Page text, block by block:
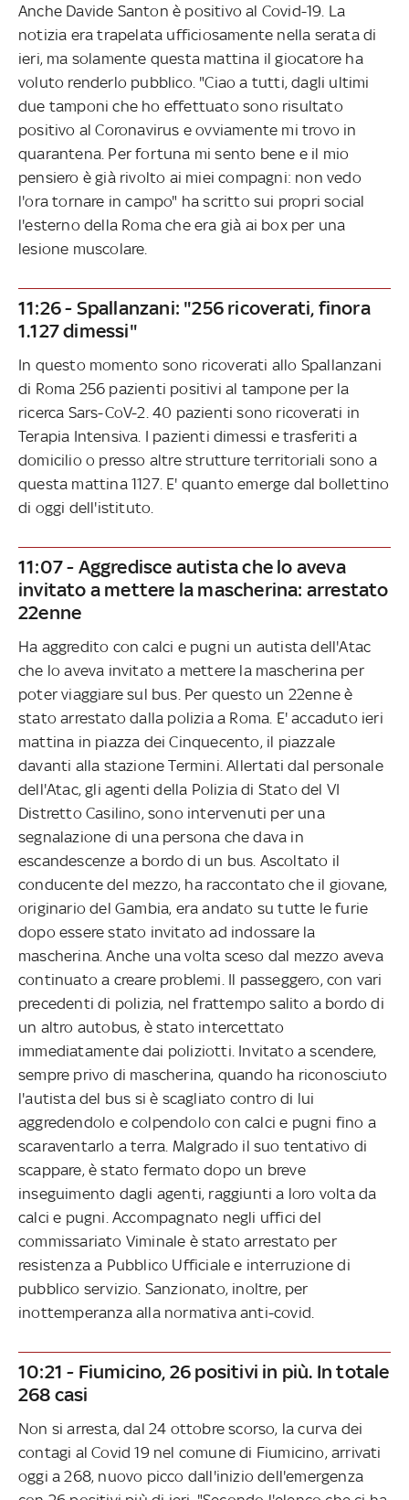
Anche Davide Santon è positivo al Covid-19. La
notizia era trapelata ufficiosamente nella serata di
ieri, ma solamente questa mattina il giocatore ha
voluto renderlo pubblico. "Ciao a tutti, dagli ultimi
due tamponi che ho effettuato sono risultato
positivo al Coronavirus e ovviamente mi trovo in
quarantena. Per fortuna mi sento bene e il mio
pensiero è già rivolto ai miei compagni: non vedo
l'ora tornare in campo" ha scritto sui propri social
l'esterno della Roma che era già ai box per una
lesione muscolare.
11:26 - Spallanzani: "256 ricoverati, finora
1.127 dimessi"
In questo momento sono ricoverati allo Spallanzani
di Roma 256 pazienti positivi al tampone per la
ricerca Sars-CoV-2. 40 pazienti sono ricoverati in
Terapia Intensiva. I pazienti dimessi e trasferiti a
domicilio o presso altre strutture territoriali sono a
questa mattina 1127. E' quanto emerge dal bollettino
di oggi dell'istituto.
11:07 - Aggredisce autista che lo aveva
invitato a mettere la mascherina: arrestato
22enne
Ha aggredito con calci e pugni un autista dell'Atac
che lo aveva invitato a mettere la mascherina per
poter viaggiare sul bus. Per questo un 22enne è
stato arrestato dalla polizia a Roma. E' accaduto ieri
mattina in piazza dei Cinquecento, il piazzale
davanti alla stazione Termini. Allertati dal personale
dell'Atac, gli agenti della Polizia di Stato del VI
Distretto Casilino, sono intervenuti per una
segnalazione di una persona che dava in
escandescenze a bordo di un bus. Ascoltato il
conducente del mezzo, ha raccontato che il giovane,
originario del Gambia, era andato su tutte le furie
dopo essere stato invitato ad indossare la
mascherina. Anche una volta sceso dal mezzo aveva
continuato a creare problemi. Il passeggero, con vari
precedenti di polizia, nel frattempo salito a bordo di
un altro autobus, è stato intercettato
immediatamente dai poliziotti. Invitato a scendere,
sempre privo di mascherina, quando ha riconosciuto
l'autista del bus si è scagliato contro di lui
aggredendolo e colpendolo con calci e pugni fino a
scaraventarlo a terra. Malgrado il suo tentativo di
scappare, è stato fermato dopo un breve
inseguimento dagli agenti, raggiunti a loro volta da
calci e pugni. Accompagnato negli uffici del
commissariato Viminale è stato arrestato per
resistenza a Pubblico Ufficiale e interruzione di
pubblico servizio. Sanzionato, inoltre, per
inottemperanza alla normativa anti-covid.
10:21 - Fiumicino, 26 positivi in più. In totale
268 casi
Non si arresta, dal 24 ottobre scorso, la curva dei
contagi al Covid 19 nel comune di Fiumicino, arrivati
oggi a 268, nuovo picco dall'inizio dell'emergenza